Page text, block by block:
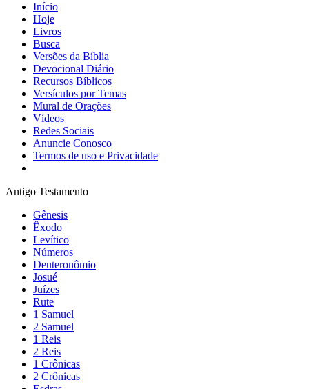
Início
Hoje
Livros
Busca
Versões da Bíblia
Devocional Diário
Recursos Bíblicos
Versículos por Temas
Mural de Orações
Vídeos
Redes Sociais
Anuncie Conosco
Termos de uso e Privacidade
Antigo Testamento
Gênesis
Êxodo
Levítico
Números
Deuteronômio
Josué
Juízes
Rute
1 Samuel
2 Samuel
1 Reis
2 Reis
1 Crônicas
2 Crônicas